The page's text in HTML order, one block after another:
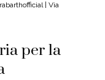
| Via
per la